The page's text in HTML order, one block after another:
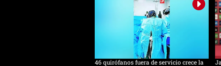
46 quirófanos fuera de servicio crece la